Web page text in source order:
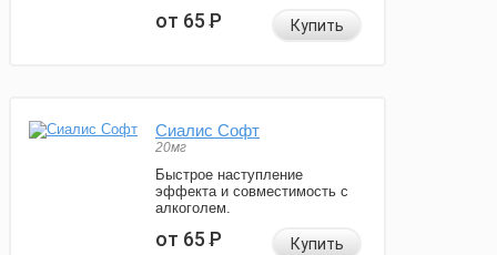
от 65Р Купить
Сиалис Софт
20мг
Быстрое наступление
эффекта и совместимость с
алкоголем.
от 65Р Купить